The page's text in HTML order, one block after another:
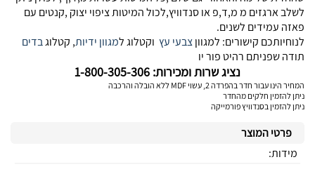
לשלב ארגזים מ מ,ד,פ או סנדוויץ,לכול המיטות ציפוי יצוק ,קנטים עם
פאזה עמידים לשנים.
לנוחיותכם קישורים: למגווןצבעי עץ וקטלוג למגוון ידיות, קטלוגבדים
תודה שפניתם רהיט פור יו
נציג שרות ומכירות: 1-800-305-306
המחיר הינו עבור חדר בהפרדה 2, עשוי MDF ללא הובלה והרכבה
ניתן להזמין חלקים מהחדר
ניתן להזמין בסנדוויץ פורמייקה
פרטי המוצר
מידות: